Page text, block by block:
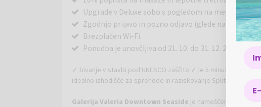
Upgrade v Deluxe sobo s pogledom na mestno
Zgodnjo prijavo in pozno odjavo (glede na
Brezplačen Wi-Fi
Ponudba je unovčljiva od 21. 10. do 31. 12. 2025 in od
✓ bivanje v stavbi pod UNESCO zaščito ✓ le 5 minut od
idealno izhodišče za sprehode in raziskovanje Splita
Galerija Valeria Downtown Seaside je nameščena v stavbi